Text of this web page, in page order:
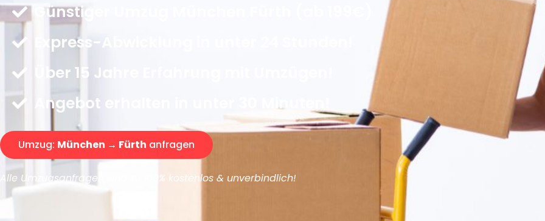
Günstiger Umzug München Fürth (ab 199€)
Express-Abwicklung in unter 24 Stunden!
Über 15 Jahre Erfahrung mit Umzügen!
Angebot erhalten in unter 30 Minuten!
Umzug: München → Fürth anfragen
Alle Umzugsanfragen sind zu 100% kostenlos & unverbindlich!